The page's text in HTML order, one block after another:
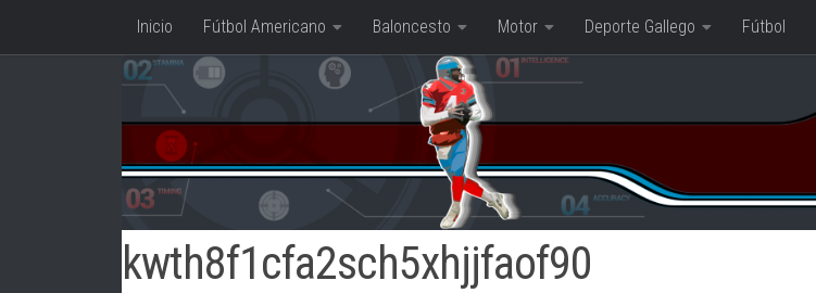
Saltar al contenido
Inicio Fútbol Americano Baloncesto Motor Deporte Gallego Fútbol
kwth8f1cfa2sch5xhjjfaof90